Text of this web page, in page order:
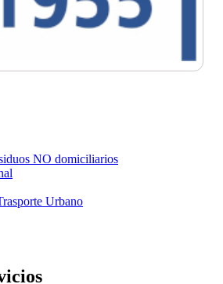
NO domiciliarios
Urbano